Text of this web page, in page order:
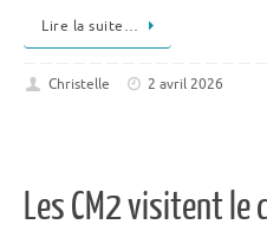
Lire la suite…
Christelle 2 avril 2026
Les CM2 visitent le